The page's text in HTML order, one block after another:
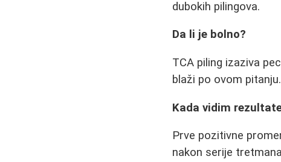
dubokih pilingova.
Da li je bolno?
TCA piling izaziva
blaži po ovom pitanju.
Kada vidim
Prve pozitivne
nakon serije